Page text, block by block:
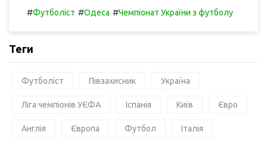
#Футболіст #Одеса #Чемпіонат України з футболу
Теги
Футболіст Півзахисник Україна
Ліга чемпіонів УЄФА Іспанія Київ Євро
Англія Європа Футбол Італія